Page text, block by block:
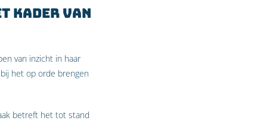
kader van
van inzicht in haar
het op orde brengen
betreft het tot stand